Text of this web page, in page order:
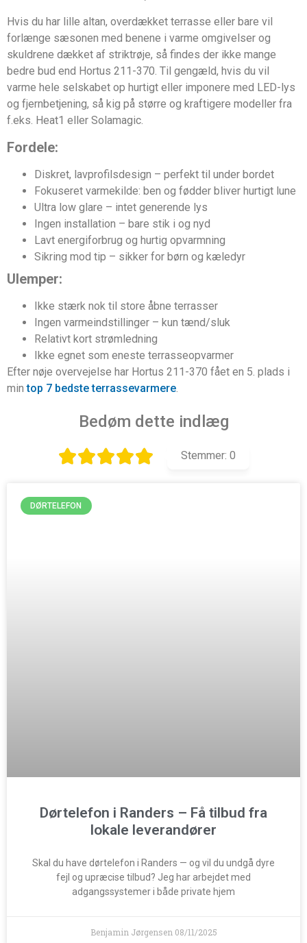
Hvis du har lille altan, overdækket terrasse eller bare vil
forlænge sæsonen med benene i varme omgivelser og
skuldrene dækket af striktrøje, så findes der ikke mange
bedre bud end Hortus 211-370. Til gengæld, hvis du vil
varme hele selskabet op hurtigt eller imponere med LED-lys
og fjernbetjening, så kig på større og kraftigere modeller fra
f.eks. Heat1 eller Solamagic.
Fordele:
Diskret, lavprofilsdesign – perfekt til under bordet
Fokuseret varmekilde: ben og fødder bliver hurtigt lune
Ultra low glare – intet generende lys
Ingen installation – bare stik i og nyd
Lavt energiforbrug og hurtig opvarmning
Sikring mod tip – sikker for børn og kæledyr
Ulemper:
Ikke stærk nok til store åbne terrasser
Ingen varmeindstillinger – kun tænd/sluk
Relativt kort strømledning
Ikke egnet som eneste terrasseopvarmer
Efter nøje overvejelse har Hortus 211-370 fået en 5. plads i
mintop 7 bedste terrassevarmere
Bedøm dette indlæg
Stemmer: 0
DØRTELEFON
Dørtelefon i Randers – Få tilbud fra
lokale leverandører
Skal du have dørtelefon i Randers — og vil du undgå dyre
fejl og upræcise tilbud? Jeg har arbejdet med
adgangssystemer i både private hjem
Benjamin Jørgensen 08/11/2025